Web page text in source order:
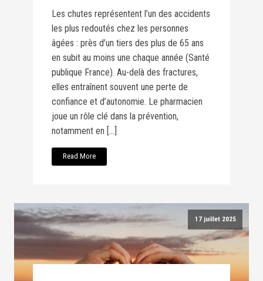
Les chutes représentent l’un des accidents
les plus redoutés chez les personnes
âgées : près d’un tiers des plus de 65 ans
en subit au moins une chaque année (Santé
publique France). Au-delà des fractures,
elles entraînent souvent une perte de
confiance et d’autonomie. Le pharmacien
joue un rôle clé dans la prévention,
notamment en […]
Read More
17 juillet 2025